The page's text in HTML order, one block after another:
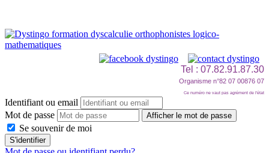
Tel : 07.82.91.87.30
Organisme n°82 07 00876 07
Ce numéro ne vaut pas agrément de l'état
Identifiant ou email
Mot de passe
Afficher le mot de passe
Se souvenir de moi
S'identifier